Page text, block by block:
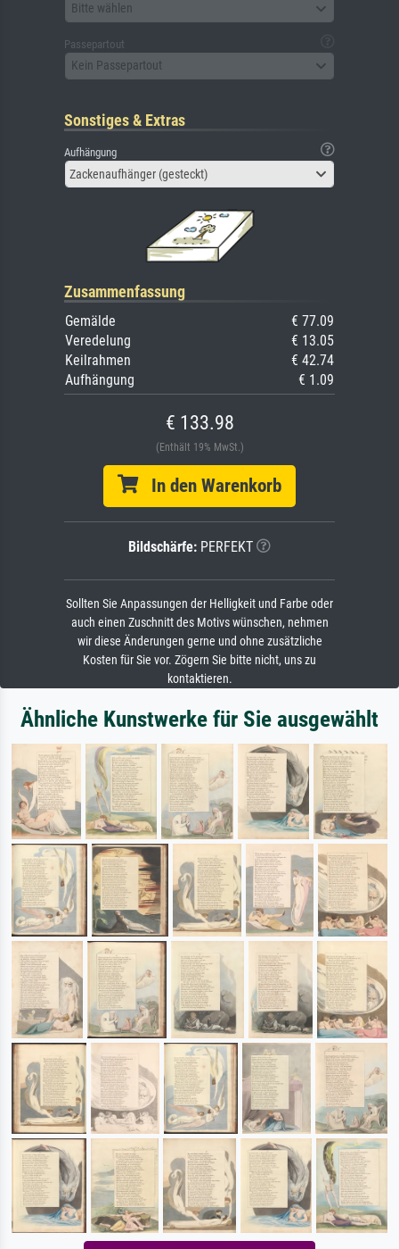
Bitte wählen
Passepartout
Kein Passepartout
Sonstiges & Extras
Aufhängung
Zackenaufhänger (gesteckt)
Zusammenfassung
Gemälde
€ 77.09
Veredelung
€ 13.05
Keilrahmen
€ 42.74
Aufhängung
€ 1.09
€ 133.98
(Enthält 19% MwSt.)
In den Warenkorb
Bildschärfe: PERFEKT
Sollten Sie Anpassungen der Helligkeit und Farbe oder
auch einen Zuschnitt des Motivs wünschen, nehmen
wir diese Änderungen gerne und ohne zusätzliche
Kosten für Sie vor. Zögern Sie bitte nicht, uns zu
kontaktieren.
Ähnliche Kunstwerke für Sie ausgewählt